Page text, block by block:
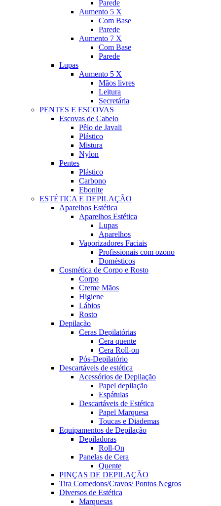
Parede
Aumento 5 X
Com Base
Parede
Aumento 7 X
Com Base
Parede
Lupas
Aumento 5 X
Mãos livres
Leitura
Secretária
PENTES E ESCOVAS
Escovas de Cabelo
Pêlo de Javali
Plástico
Mistura
Nylon
Pentes
Plástico
Carbono
Ebonite
ESTÉTICA E DEPILAÇÃO
Aparelhos Estética
Aparelhos Estética
Lupas
Aparelhos
Vaporizadores Faciais
Profissionais com ozono
Domésticos
Cosmética de Corpo e Rosto
Corpo
Creme Mãos
Higiene
Lábios
Rosto
Depilação
Ceras Depilatórias
Cera quente
Cera Roll-on
Pós-Depilatório
Descartáveis de estética
Acessórios de Depilação
Papel depilação
Espátulas
Descartáveis de Estética
Papel Marquesa
Toucas e Diademas
Equipamentos de Depilação
Depiladoras
Roll-On
Panelas de Cera
Quente
PINÇAS DE DEPILAÇÃO
Tira Comedons/Cravos/ Pontos Negros
Diversos de Estética
Marquesas